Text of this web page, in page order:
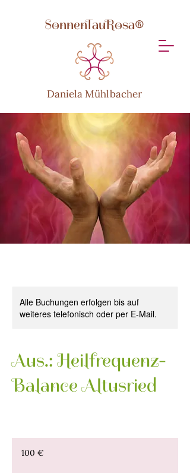
SonnenTauRosa®
Daniela Mühlbacher
Alle Buchungen erfolgen bis auf
weiteres telefonisch oder per E-Mail.
Aus.: Heilfrequenz-
Balance Altusried
100 €